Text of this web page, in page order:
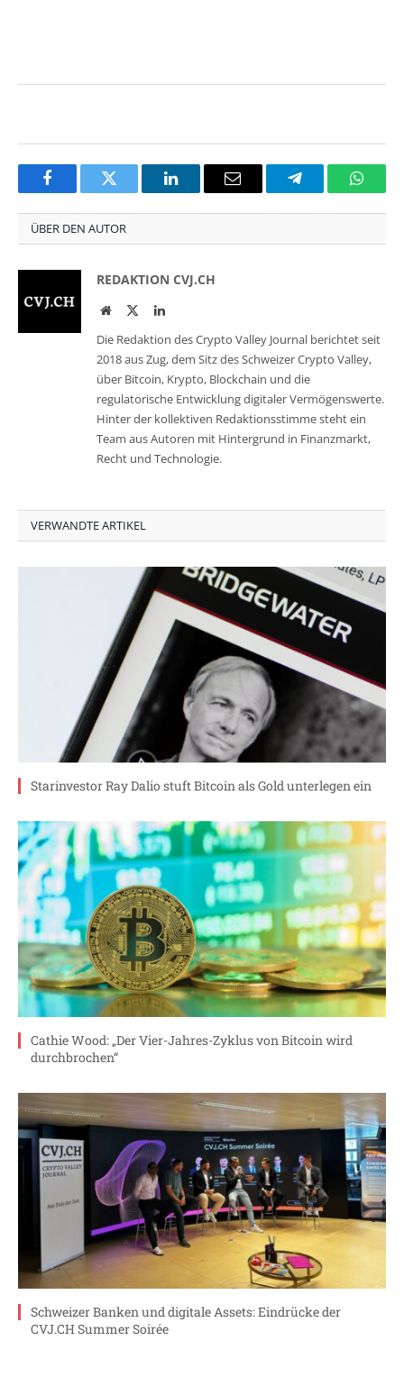
FacebookTwitter LinkedInEmail Telegram
ÜBER DEN AUTOR
REDAKTION CVJ.CH
WebsiteTwitterLinkedIn
Die Redaktion des Crypto Valley Journal berichtet seit
2018 aus Zug, dem Sitz des Schweizer Crypto Valley,
über Bitcoin, Krypto, Blockchain und die
regulatorische Entwicklung digitaler Vermögenswerte.
Hinter der kollektiven Redaktionsstimme steht ein
Team aus Autoren mit Hintergrund in Finanzmarkt,
Recht und Technologie.
VERWANDTE ARTIKEL
Starinvestor Ray Dalio stuft Bitcoin als Gold unterlegen ein
Cathie Wood: „Der Vier-Jahres-Zyklus von Bitcoin wird
durchbrochen“
Schweizer Banken und digitale Assets: Eindrücke der
CVJ.CH Summer Soirée